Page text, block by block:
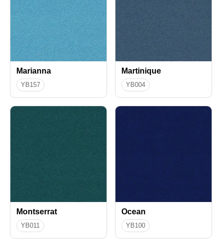
Marianna
YB157
Martinique
YB004
Montserrat
YB011
Ocean
YB100